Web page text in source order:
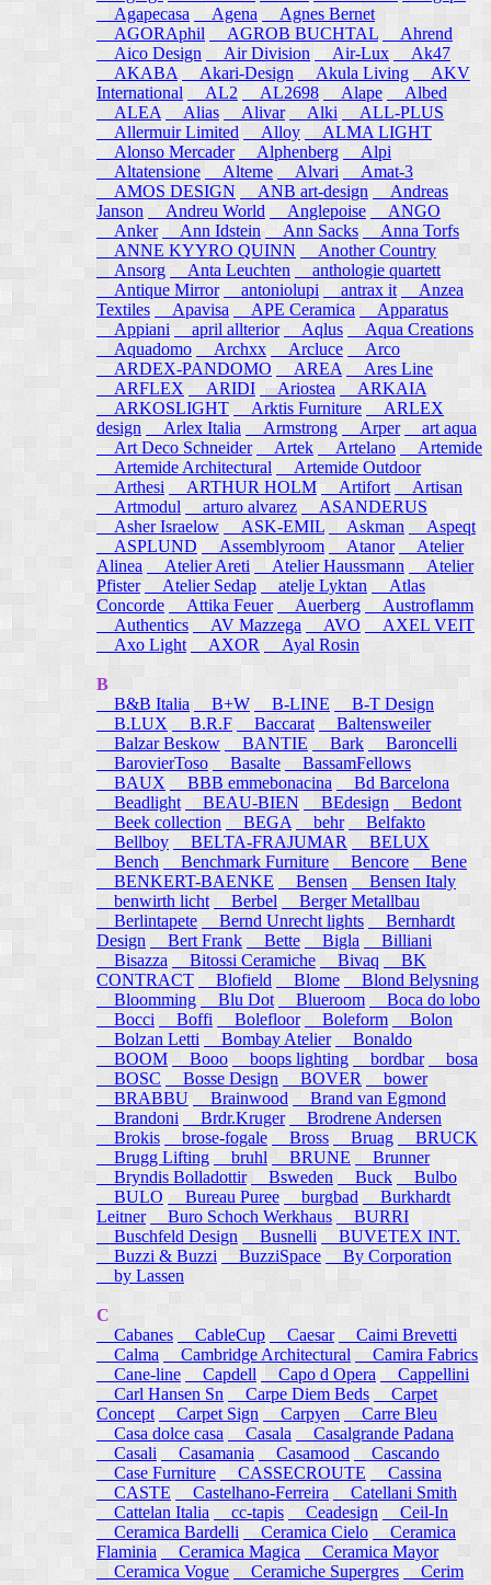
Agapecasa
Agena
Agnes Bernet
AGORAphil
AGROB BUCHTAL
Ahrend
Aico Design
Air Division Air-Lux
Ak47
AKABA
Akari-Design Akula Living
AKV
International
AL2 AL2698 Alape
Albed
ALEA
Alias Alivar Alki
ALL-PLUS
Allermuir Limited
Alloy
ALMA LIGHT
Alonso Mercader
Alphenberg
Alpi
Altatensione
Alteme Alvari
Amat-3
AMOS DESIGN
ANB art-design
Andreas
Janson
Andreu World Anglepoise
ANGO
Anker
Ann Idstein Ann Sacks
Anna Torfs
ANNE KYYRO QUINN
Another Country
Ansorg
Anta Leuchten
anthologie quartett
Antique Mirror
antoniolupi antrax it
Anzea
Textiles
Apavisa APE Ceramica
Apparatus
Appiani
april allterior Aqlus Aqua Creations
Aquadomo
Archxx Arcluce
Arco
ARDEX-PANDOMO
AREA
Ares Line
ARFLEX
ARIDI Ariostea
ARKAIA
ARKOSLIGHT
Arktis Furniture
ARLEX
design
Arlex Italia Armstrong Arper
art aqua
Art Deco Schneider
Artek Artelano
Artemide
Artemide Architectural
Artemide Outdoor
Arthesi
ARTHUR HOLM Artifort
Artisan
Artmodul
arturo alvarez
ASANDERUS
Asher Israelow
ASK-EMIL Askman
Aspeqt
ASPLUND
Assemblyroom Atanor
Atelier
Alinea
Atelier Areti Atelier Haussmann
Atelier
Pfister
Atelier Sedap atelje Lyktan
Atlas
Concorde
Attika Feuer Auerberg
Austroflamm
Authentics
AV Mazzega AVO
AXEL VEIT
Axo Light
AXOR Ayal Rosin
B
B&B Italia
B+W B-LINE
B-T Design
B.LUX
B.R.F Baccarat
Baltensweiler
Balzar Beskow
BANTIE Bark
Baroncelli
BarovierToso
Basalte
BassamFellows
BAUX
BBB emmebonacina
Bd Barcelona
Beadlight
BEAU-BIEN BEdesign
Bedont
Beek collection
BEGA behr
Belfakto
Bellboy
BELTA-FRAJUMAR
BELUX
Bench
Benchmark Furniture Bencore
Bene
BENKERT-BAENKE
Bensen
Bensen Italy
benwirth licht
Berbel
Berger Metallbau
Berlintapete
Bernd Unrecht lights
Bernhardt
Design
Bert Frank Bette Bigla
Billiani
Bisazza
Bitossi Ceramiche Bivaq
BK
CONTRACT
Blofield Blome Blond Belysning
Bloomming
Blu Dot Blueroom
Boca do lobo
Bocci
Boffi Bolefloor Boleform
Bolon
Bolzan Letti
Bombay Atelier
Bonaldo
BOOM
Booo boops lighting bordbar
bosa
BOSC
Bosse Design BOVER
bower
BRABBU
Brainwood
Brand van Egmond
Brandoni
Brdr.Kruger
Brodrene Andersen
Brokis
brose-fogale Bross Bruag
BRUCK
Brugg Lifting
bruhl BRUNE
Brunner
Bryndis Bolladottir
Bsweden Buck
Bulbo
BULO
Bureau Puree burgbad
Burkhardt
Leitner
Buro Schoch Werkhaus
BURRI
Buschfeld Design
Busnelli
BUVETEX INT.
Buzzi & Buzzi
BuzziSpace By Corporation
by Lassen
C
Cabanes
CableCup Caesar
Caimi Brevetti
Calma
Cambridge Architectural
Camira Fabrics
Cane-line
Capdell Capo d Opera
Cappellini
Carl Hansen Sn
Carpe Diem Beds
Carpet
Concept
Carpet Sign Carpyen
Carre Bleu
Casa dolce casa
Casala
Casalgrande Padana
Casali
Casamania Casamood
Cascando
Case Furniture
CASSECROUTE
Cassina
CASTE
Castelhano-Ferreira
Catellani Smith
Cattelan Italia
cc-tapis Ceadesign
Ceil-In
Ceramica Bardelli
Ceramica Cielo
Ceramica
Flaminia
Ceramica Magica
Ceramica Mayor
Ceramica Vogue
Ceramiche Supergres Cerim